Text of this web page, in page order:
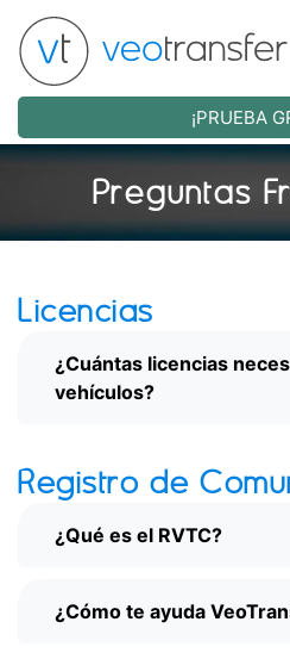
contenido
¡PRUEBA
Preguntas
Licencias
¿Cuántas licencias
vehículos?
Registro de
¿Qué es el RVTC?
¿Cómo te ayuda